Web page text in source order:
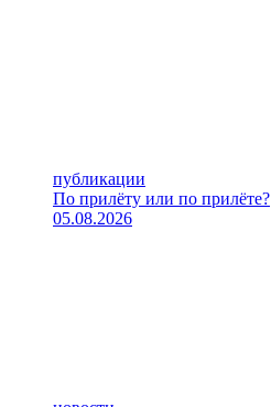
публикации
По прилёту или по прилёте?
05.08.2026